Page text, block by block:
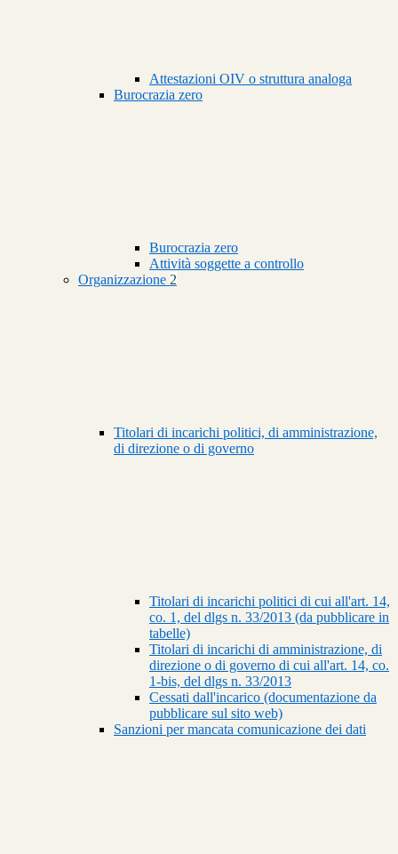
Attestazioni OIV o struttura analoga
Burocrazia zero
Burocrazia zero
Attività soggette a controllo
Organizzazione 2
Titolari di incarichi politici, di amministrazione,
di direzione o di governo
Titolari di incarichi politici di cui all'art. 14,
co. 1, del dlgs n. 33/2013 (da pubblicare in
tabelle)
Titolari di incarichi di amministrazione, di
direzione o di governo di cui all'art. 14, co.
1-bis, del dlgs n. 33/2013
Cessati dall'incarico (documentazione da
pubblicare sul sito web)
Sanzioni per mancata comunicazione dei dati